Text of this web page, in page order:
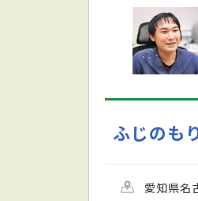
ふじのも
愛知県名